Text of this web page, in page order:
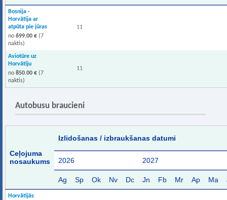
Bosnija -
Horvātija ar
atpūta pie jūras
no 699.00 € (7
naktis)
11
Aviotūre uz
Horvātiju
no 850.00 € (7
naktis)
11
Autobusu braucieni
Ceļojuma
nosaukums
Izlidošanas / izbraukšanas datumi
2026 2027
Ag Sp Ok Nv Dc Jn Fb Mr Ap Ma
Horvātijās